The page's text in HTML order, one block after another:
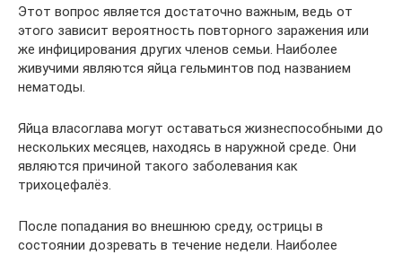
Этот вопрос является достаточно важным, ведь от
этого зависит вероятность повторного заражения или
же инфицирования других членов семьи. Наиболее
живучими являются яйца гельминтов под названием
нематоды.
Яйца власоглава могут оставаться жизнеспособными до
нескольких месяцев, находясь в наружной среде. Они
являются причиной такого заболевания как
трихоцефалёз.
После попадания во внешнюю среду, острицы в
состоянии дозревать в течение недели. Наиболее